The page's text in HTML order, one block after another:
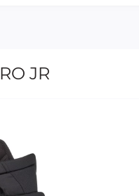
JR